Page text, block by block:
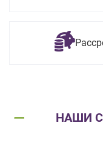
НАШИ